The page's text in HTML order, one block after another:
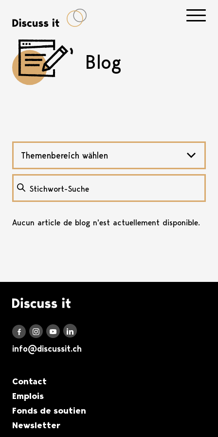
Blog
Themenbereich wählen
Aucun article de blog n'est actuellement disponible.
Logo Discuss it
Discuss it auf Facebook
Discuss it auf Instagram
Discuss it auf Youtube
Discuss it auf LinkedIn
info@discussit.ch
Metanavigation
Contact
Emplois
Fonds de soutien
Newsletter